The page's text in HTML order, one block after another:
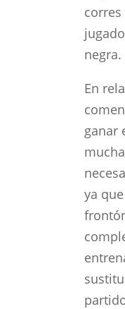
negra.
En
ganar
ya